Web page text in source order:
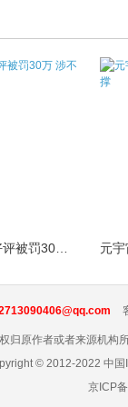
山姆会员店APP默认五星好评被罚30万 涉不正当
归原作者或者来源机构
© 2012-2022 中国
京ICP